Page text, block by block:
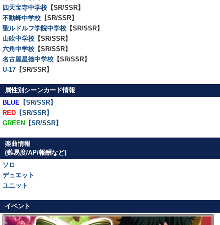
四天宝寺中学校 【SR/SSR】
不動峰中学校 【SR/SSR】
聖ルドルフ学院中学校 【SR/SSR】
山吹中学校 【SR/SSR】
六角中学校 【SR/SSR】
名古屋星徳中学校 【SR/SSR】
U-17 【SR/SSR】
属性別シーンカード情報
BLUE 【SR/SSR】
RED 【SR/SSR】
GREEN 【SR/SSR】
楽曲情報
(難易度/AP/報酬など)
ソロ
デュエット
ユニット
イベント